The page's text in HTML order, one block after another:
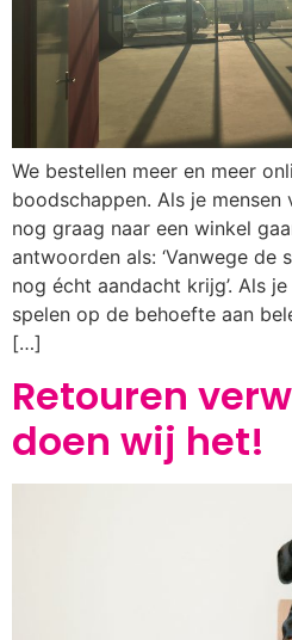
We bestellen meer en meer
boodschappen. Als je
nog graag naar een winkel
antwoorden als: ‘Vanwege de
nog écht aandacht krijg’. Als
spelen op de behoefte aan
[…]
Retouren
doen wij het!